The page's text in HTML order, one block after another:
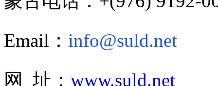
Email： info@suld.net
网 址： www.suld.net